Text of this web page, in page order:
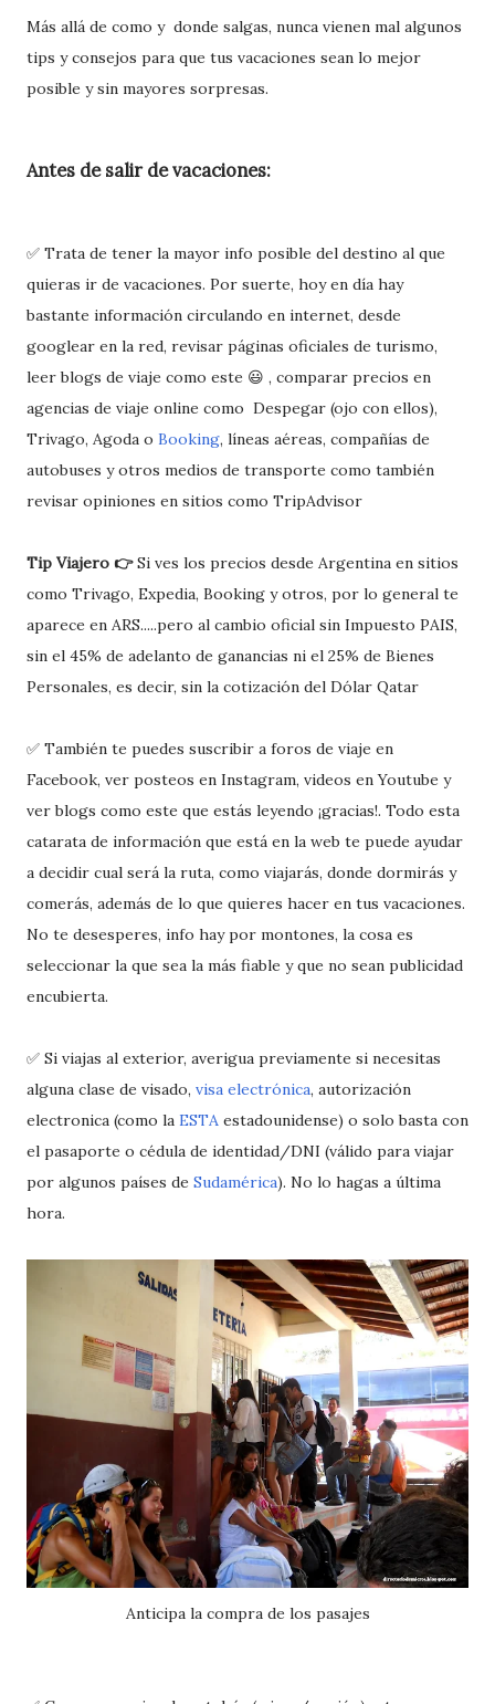
Más allá de como y donde salgas, nunca vienen mal algunos
tips y consejos para que tus vacaciones sean lo mejor
posible y sin mayores sorpresas.
Antes de salir de vacaciones:
✅ Trata de tener la mayor info posible del destino al que
quieras ir de vacaciones. Por suerte, hoy en día hay
bastante información circulando en internet, desde
googlear en la red, revisar páginas oficiales de turismo,
leer blogs de viaje como este 😃 , comparar precios en
agencias de viaje online como Despegar (ojo con ellos),
Trivago, Agoda o Booking, líneas aéreas, compañías de
autobuses y otros medios de transporte como también
revisar opiniones en sitios como TripAdvisor
Tip Viajero 👉Si ves los precios desde Argentina en sitios
como Trivago, Expedia, Booking y otros, por lo general te
aparece en ARS.....pero al cambio oficial sin Impuesto PAIS,
sin el 45% de adelanto de ganancias ni el 25% de Bienes
Personales, es decir, sin la cotización del Dólar Qatar
✅ También te puedes suscribir a foros de viaje en
Facebook, ver posteos en Instagram, videos en Youtube y
ver blogs como este que estás leyendo ¡gracias!. Todo esta
catarata de información que está en la web te puede ayudar
a decidir cual será la ruta, como viajarás, donde dormirás y
comerás, además de lo que quieres hacer en tus vacaciones.
No te desesperes, info hay por montones, la cosa es
seleccionar la que sea la más fiable y que no sean publicidad
encubierta.
✅ Si viajas al exterior, averigua previamente si necesitas
alguna clase de visado, visa electrónica, autorización
electronica (como la ESTA estadounidense) o solo basta con
el pasaporte o cédula de identidad/DNI (válido para viajar
por algunos países de Sudamérica). No lo hagas a última
hora.
Anticipa la compra de los pasajes